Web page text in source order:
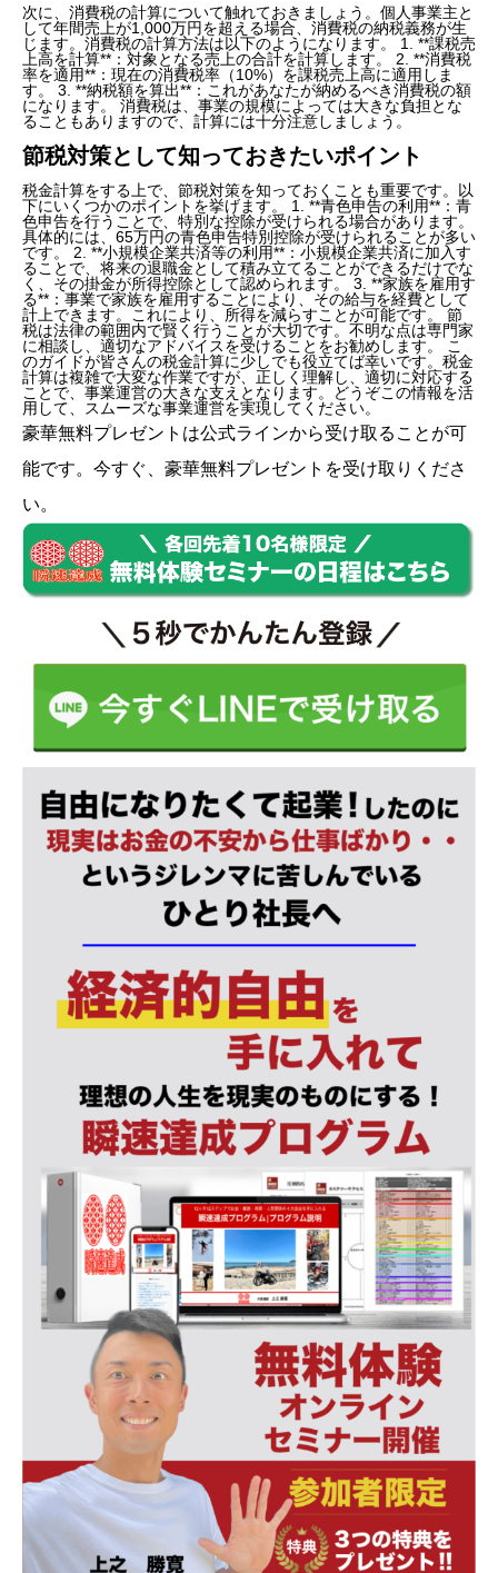
次に、消費税の計算について触れておきましょう。個人事業主と
して年間売上が1,000万円を超える場合、消費税の納税義務が生
じます。消費税の計算方法は以下のようになります。 1. **課税売
上高を計算**：対象となる売上の合計を計算します。 2. **消費税
率を適用**：現在の消費税率（10%）を課税売上高に適用しま
す。 3. **納税額を算出**：これがあなたが納めるべき消費税の額
になります。 消費税は、事業の規模によっては大きな負担とな
ることもありますので、計算には十分注意しましょう。
節税対策として知っておきたいポイント
税金計算をする上で、節税対策を知っておくことも重要です。以
下にいくつかのポイントを挙げます。 1. **青色申告の利用**：青
色申告を行うことで、特別な控除が受けられる場合があります。
具体的には、65万円の青色申告特別控除が受けられることが多い
です。 2. **小規模企業共済等の利用**：小規模企業共済に加入す
ることで、将来の退職金として積み立てることができるだけでな
く、その掛金が所得控除として認められます。 3. **家族を雇用す
る**：事業で家族を雇用することにより、その給与を経費として
計上できます。これにより、所得を減らすことが可能です。 節
税は法律の範囲内で賢く行うことが大切です。不明な点は専門家
に相談し、適切なアドバイスを受けることをお勧めします。 こ
のガイドが皆さんの税金計算に少しでも役立てば幸いです。税金
計算は複雑で大変な作業ですが、正しく理解し、適切に対応する
ことで、事業運営の大きな支えとなります。どうぞこの情報を活
用して、スムーズな事業運営を実現してください。
豪華無料プレゼントは公式ラインから受け取ることが可
能です。今すぐ、豪華無料プレゼントを受け取りくださ
い。